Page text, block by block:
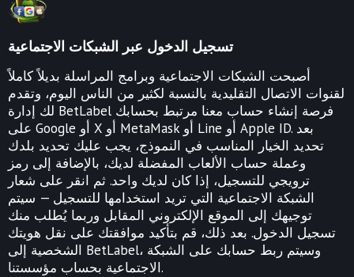
تسجيل الدخول عبر الشبكات الاجتماعية
أصبحت الشبكات الاجتماعية وبرامج المراسلة بديلاً كاملاً
لقنوات الاتصال التقليدية بالنسبة لكثير من الناس اليوم، وتقدم
لك إدارة BetLabel فرصة إنشاء حساب معنا مرتبط بحسابك
على Google أو X أو MetaMask أو Line أو Apple ID. بعد
تحديد الخيار المناسب في النموذج، يجب عليك تحديد بلدك
وعملة حساب الألعاب المفضلة لديك، بالإضافة إلى رمز
ترويجي للتسجيل، إذا كان لديك واحد. ثم انقر على شعار
الشبكة الاجتماعية التي تريد استخدامها للتسجيل — سيتم
توجيهك إلى الموقع الإلكتروني المقابل وربما يُطلب منك
تسجيل الدخول. بعد ذلك، قم بتأكيد موافقتك على نقل هويتك
الشخصية إلى BetLabel، وسيتم ربط حسابك على الشبكة
الاجتماعية بحساب مؤسستنا.